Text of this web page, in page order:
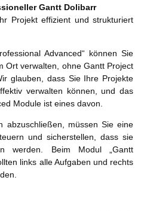
Gantt Dolibarr
Projekt effizient und strukturiert
Advanced“ können Sie
Ort verwalten, ohne Gantt Project
glauben, dass Sie Ihre Projekte
verwalten können, und das
Module ist eines davon.
abzuschließen, müssen Sie eine
und sicherstellen, dass sie
werden. Beim Modul „Gantt
links alle Aufgaben und rechts